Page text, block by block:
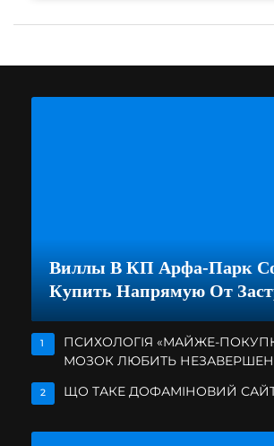
Виллы В КП Арфа-Парк
Купить Напрямую От
1
ПСИХОЛОГІЯ «МАЙЖЕ-
МОЗОК ЛЮБИТЬ НЕЗАВЕРШЕНІ
2 ЩО ТАКЕ ДОФАМІНОВИЙ